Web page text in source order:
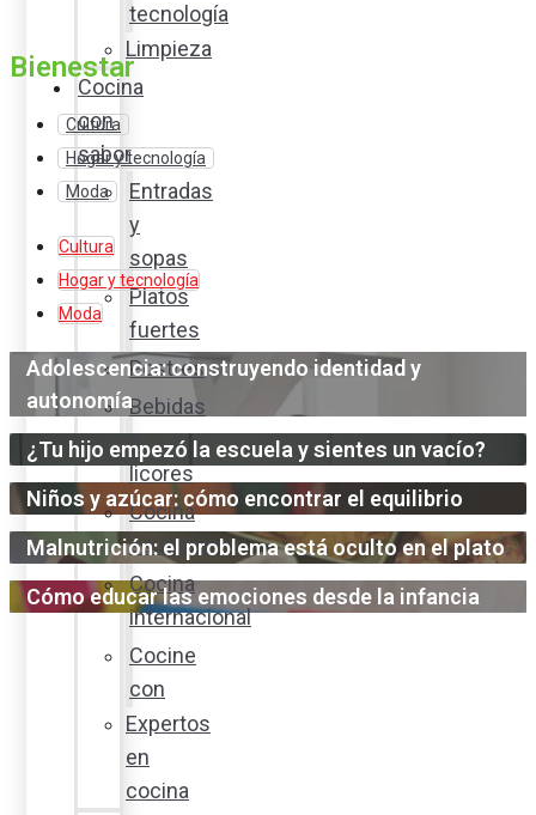
tecnología
Limpieza
Cocina
con
sabor
Entradas
y
sopas
Platos
fuertes
Postres
Bebidas
y
licores
Cocina
ecuatoriana
Cocina
internacional
Cocine
con
Expertos
en
cocina
Bienestar
Cultura
Hogar y tecnología
Moda
Cultura
Hogar y tecnología
Moda
Adolescencia: construyendo identidad y
autonomía
¿Tu hijo empezó la escuela y sientes un vacío?
Niños y azúcar: cómo encontrar el equilibrio
Malnutrición: el problema está oculto en el plato
Cómo educar las emociones desde la infancia